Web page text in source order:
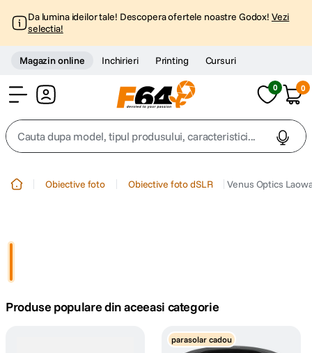
Da lumina ideilor tale! Descopera ofertele noastre Godox! Vezi
selectia!
Magazin online Inchirieri Printing Cursuri
0 0
Cauta dupa model, tipul produsului, caracteristici...
4. peak design
Obiective foto Obiective foto dSLR Venus Optics
Produse populare din aceeasi categorie
parasolar cadou